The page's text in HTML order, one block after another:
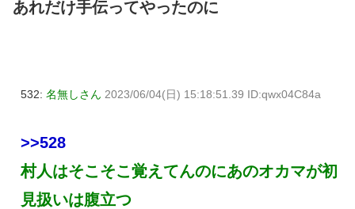
あれだけ手伝ってやったのに
532: 名無しさん 2023/06/04(日) 15:18:51.39 ID:qwx04C84a
>>528
村人はそこそこ覚えてんのにあのオカマが初
見扱いは腹立つ